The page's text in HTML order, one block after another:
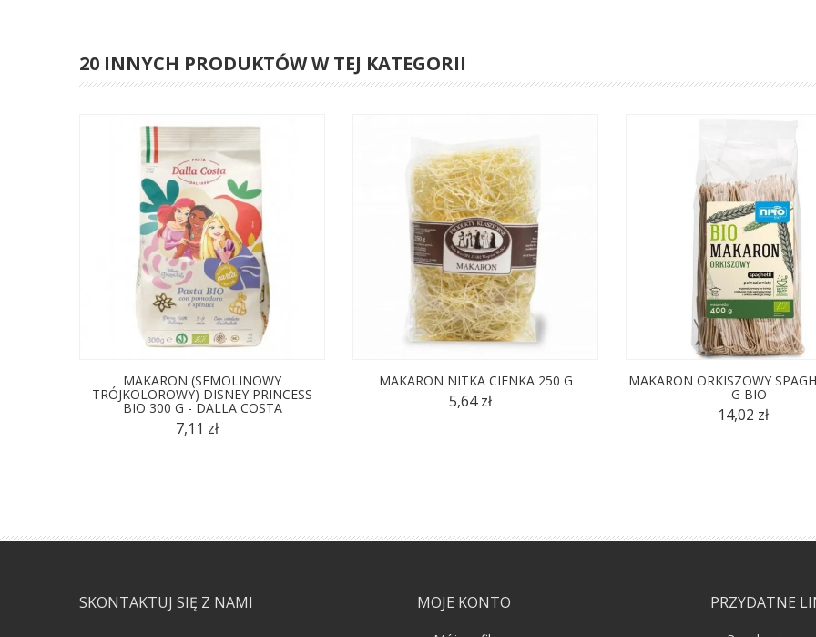
20 INNYCH PRODUKTÓW W TEJ KATEGORII
MAKARON (SEMOLINOWY
TRÓJKOLOROWY) DISNEY PRINCESS
BIO 300 G - DALLA COSTA
7,11 zł
MAKARON NITKA CIENKA 250 G
5,64 zł
MAKARON ORKISZOWY
G BIO
14,02 zł
SKONTAKTUJ SIĘ Z NAMI MOJE KONTO PRZYDATNE